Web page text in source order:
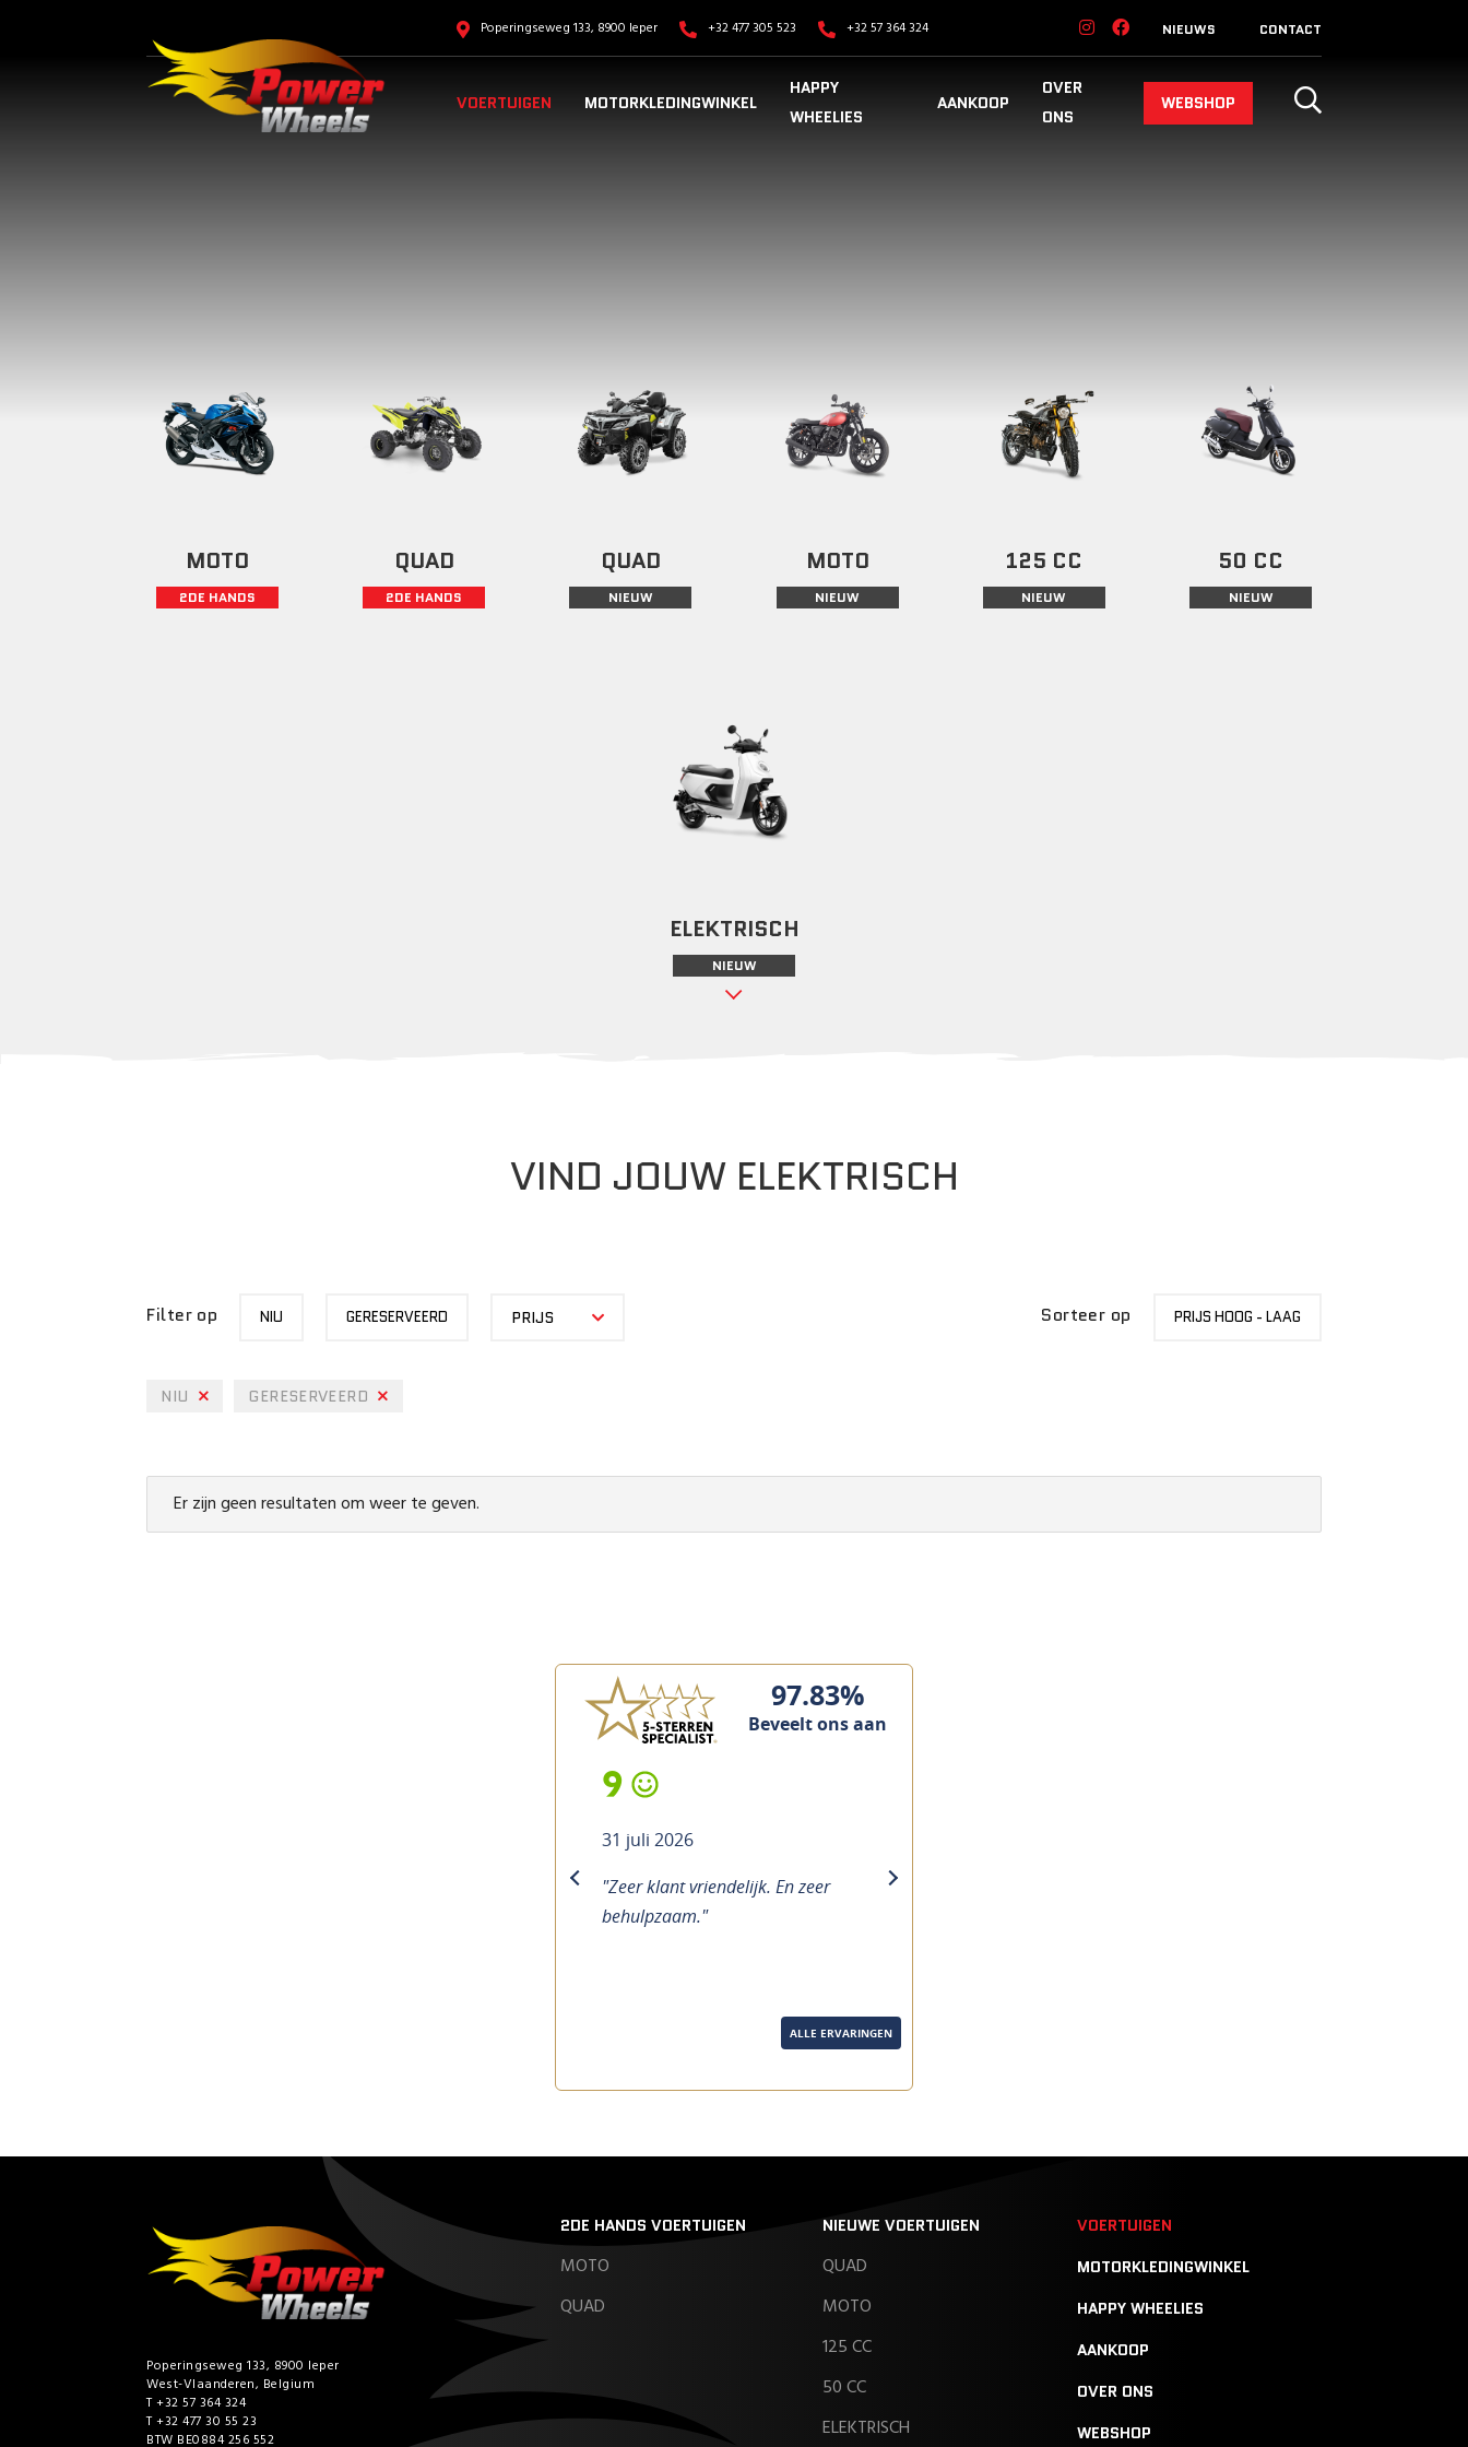
Poperingseweg 133, 8900 Ieper +32 477 305 523 +32 57 364 324 NIEUWS CONTACT
VOERTUIGEN MOTORKLEDINGWINKEL
HAPPY
WHEELIES
AANKOOP
OVER
ONS
WEBSHOP
VOERTUIGEN
MOTO
2DE HANDS
QUAD
2DE HANDS
QUAD
NIEUW
MOTO
NIEUW
125 CC
NIEUW
50 CC
NIEUW
ELEKTRISCH
NIEUW
VIND JOUW ELEKTRISCH
Filter op NIU GERESERVEERD PRIJS Sorteer op PRIJS HOOG - LAAG
NIU GERESERVEERD
Er zijn geen resultaten om weer te geven.
97.83%
Beveelt ons aan
9
31 juli 2026
"Zeer klant vriendelijk. En zeer
behulpzaam."
previous next
ALLE ERVARINGEN
Poperingseweg 133, 8900 Ieper
West-Vlaanderen, Belgium
T +32 57 364 324
T +32 477 30 55 23
BTW BE0884 256 552
2DE HANDS VOERTUIGEN
MOTO
QUAD
NIEUWE VOERTUIGEN
QUAD
MOTO
125 CC
50 CC
ELEKTRISCH
VOERTUIGEN
MOTORKLEDINGWINKEL
HAPPY WHEELIES
AANKOOP
OVER ONS
WEBSHOP